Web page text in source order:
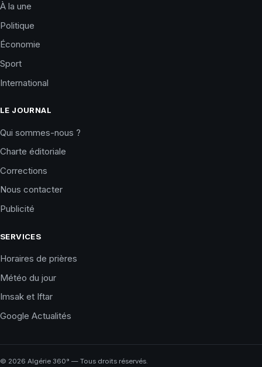
À la une
Politique
Économie
Sport
International
LE JOURNAL
Qui sommes-nous ?
Charte éditoriale
Corrections
Nous contacter
Publicité
SERVICES
Horaires de prières
Météo du jour
Imsak et Iftar
Google Actualités
© 2026 Algérie 360° — Tous droits réservés.